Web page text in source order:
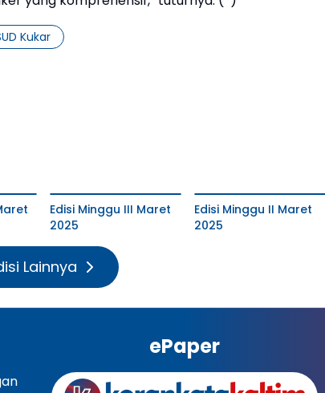
Kukar
Edisi Minggu III Maret
2025
Edisi Minggu II Maret
2025
Lainnya
ePaper